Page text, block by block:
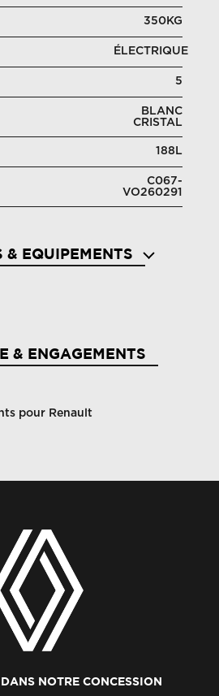
350KG
ÉLECTRIQUE
5
BLANC
CRISTAL
188L
C067-
VO260291
& EQUIPEMENTS
& ENGAGEMENTS
pour Renault
NOTRE CONCESSION